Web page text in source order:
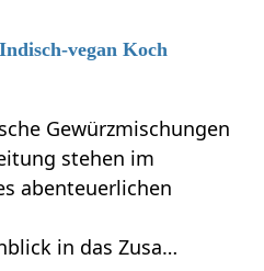
vegan Koch
Gewürzmischungen
stehen im
abenteuerlichen
in das Zusa…